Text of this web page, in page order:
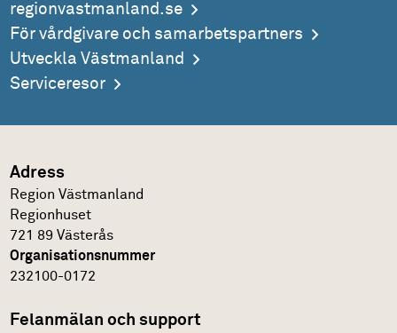
regionvastmanland.se
För vårdgivare och samarbetspartners
Utveckla Västmanland
Serviceresor
Adress
Region Västmanland
Regionhuset
721 89 Västerås
Organisationsnummer
232100-0172
Felanmälan och support